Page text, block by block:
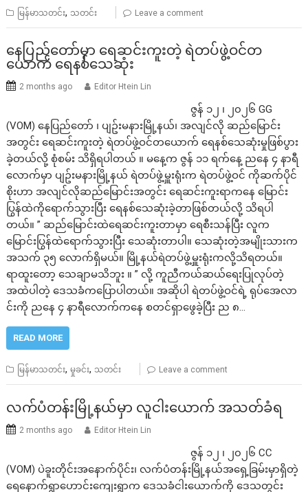
မြန်မာသတင်း, သတင်း Leave a comment
နေပြည်တော်မှာ ရေဆင်းကူးတဲ့ ရဲတပ်ဖွဲ့ဝင်တ
ယောက် ရေနစ်သေဆုံး
2 months ago Editor Htein Lin
ဇွန် ၁၂ ၊ ၂၀၂၆ GG
(VOM) နေပြည်တော် ၊ ပျဥ်းမနားမြို့နယ်၊ အလျင်လို ဆည်မြောင်း
အတွင်း ရေဆင်းကူးတဲ့ ရဲတပ်ဖွဲ့ဝင်တယောက် ရေနစ်သေဆုံးမှုဖြစ်ပွား
ခဲ့တယ်လို့ စုံစမ်း သိရှိရပါတယ် ။ မနေ့က ဇွန် ၁၁ ရက်နေ့ ညနေ ၄ နာရီ
လောက်မှာ ပျဥ်းမနားမြို့နယ် ရဲတပ်ဖွဲ့မှူးရုံးက ရဲတပ်ဖွဲ့ဝင် ကိုဆက်ပိုင်
စိုးဟာ အလျင်လိုဆည်မြောင်းအတွင်း ရေဆင်းကူးရာကနေ မြောင်း
ပြွန်ထဲကိုရောက်သွားပြီး ရေနစ်သေဆုံးခဲ့တာဖြစ်တယ်လို့ သိရပါ
တယ်။ ” ဆည်မြောင်းထဲရေဆင်းကူးတာမှာ ရေစီးသန်ပြီး လူက
မြောင်းပြွန်ထဲရောက်သွားပြီး သေဆုံးတာပါ။ သေဆုံးတဲ့အမျိုးသားက
အသက် ၃၅ လောက်ရှိမယ်။ မြို့နယ်ရဲတပ်ဖွဲ့မှူးရုံးကလို့သိရတယ်။
ရာထူးတော့ သေချာမသိဘူး ။ ” လို့ ကူညီကယ်ဆယ်ရေးပြုလုပ်တဲ့
အထဲပါတဲ့ ဒေသခံကပြောပါတယ်။ အဆိုပါ ရဲတပ်ဖွဲ့ဝင်ရဲ့ ရုပ်အေလာ
င်းကို ညနေ ၄ နာရီလောက်ကနေ စတင်ရှာဖွေခဲ့ပြီး ည ၈…
READ MORE
မြန်မာသတင်း,မှုခင်း, သတင်း Leave a comment
လက်ပံတန်းမြို့နယ်မှာ လူငါးယောက် အသတ်ခံရ
2 months ago Editor Htein Lin
ဇွန် ၁၂ ၊ ၂၀၂၆ CC
(VOM) ပဲခူးတိုင်းအနောက်ပိုင်း၊ လက်ပံတန်းမြို့နယ်အရှေ့ခြမ်းမှာရှိတဲ့
ရေနောက်ရွာဟောင်းကျေးရွာက ဒေသခံငါးယောက်ကို ဒေသတွင်း